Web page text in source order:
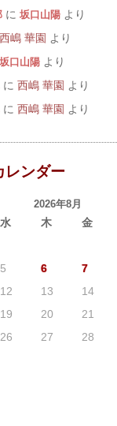
に 坂口山陽より
西嶋 華園 より
坂口山陽より
に 西嶋 華園 より
に 西嶋 華園 より
レンダー
2026年8月
水 木 金
5 6 7
12 13 14
19 20 21
26 27 28